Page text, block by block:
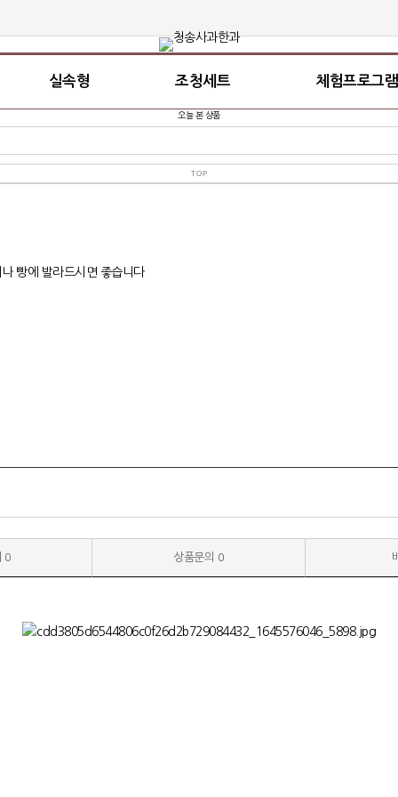
실속형 조청세트 체험프로그램
오늘 본 상품
TOP
빵에 발라드시면 좋습니다
0 상품문의 0